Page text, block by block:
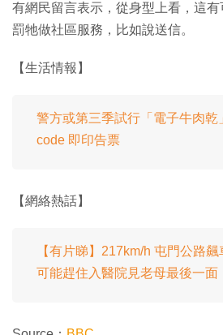
有網民留言表示，從身型上看，這
罰牠做社區服務，比如說送信。
【生活情報】
警方或第三季試行「電子牛肉乾
code 即印告票
【網絡熱話】
【有片睇】217km/h 屯門公路飆
可能趕住入醫院見老母最後一面